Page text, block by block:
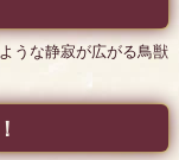
うな静寂が広がる鳥獣